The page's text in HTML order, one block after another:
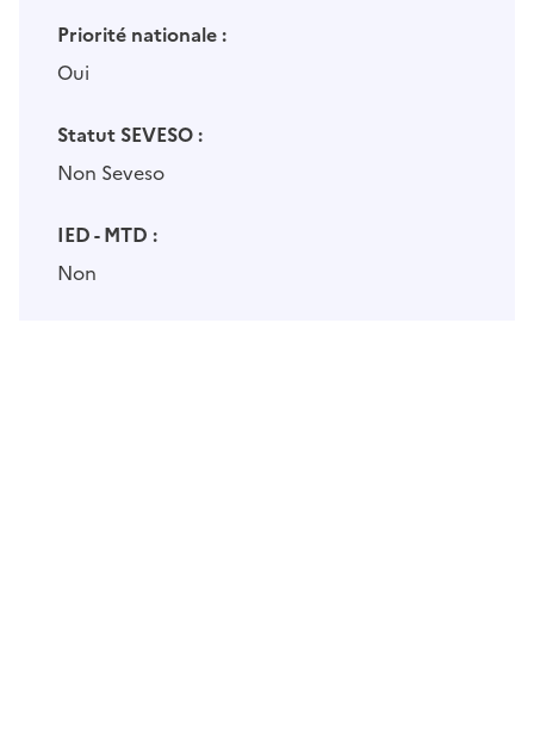
Priorité nationale :
Oui
Statut SEVESO :
Non Seveso
IED - MTD :
Non